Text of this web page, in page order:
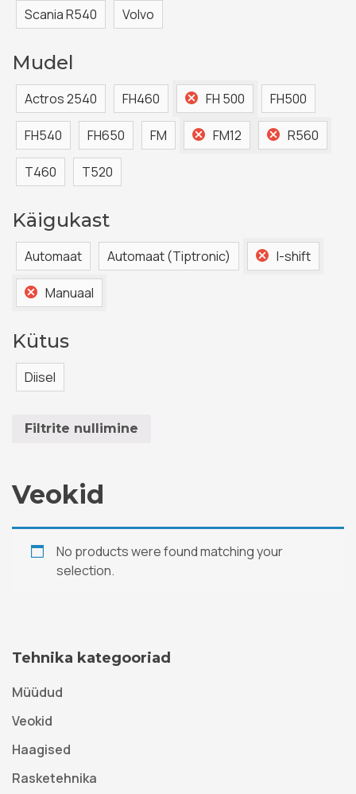
Scania R540 Volvo
Mudel
Actros 2540 FH460 FH 500 FH500
FH540 FH650 FM FM12 R560
T460 T520
Käigukast
Automaat Automaat (Tiptronic) I-shift
Manuaal
Kütus
Diisel
Filtrite nullimine
Veokid
No products were found matching your
selection.
Tehnika kategooriad
Müüdud
Veokid
Haagised
Rasketehnika